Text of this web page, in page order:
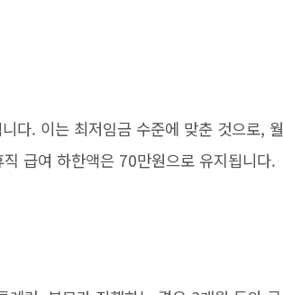
다. 이는 최저임금 수준에 맞춘 것으로, 월
급여 하한액은 70만원으로 유지됩니다.